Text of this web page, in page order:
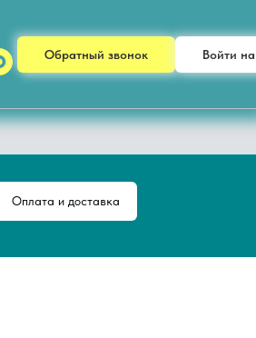
Обратный звонок Войти
Оплата и доставка